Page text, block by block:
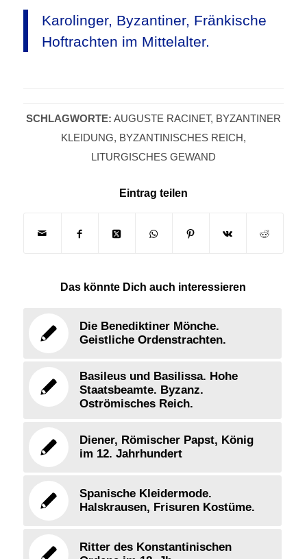
Karolinger, Byzantiner, Fränkische
Hoftrachten im Mittelalter.
SCHLAGWORTE: AUGUSTE RACINET, BYZANTINER
KLEIDUNG, BYZANTINISCHES REICH,
LITURGISCHES GEWAND
Eintrag teilen
Das könnte Dich auch interessieren
Die Benediktiner Mönche.
Geistliche Ordenstrachten.
Basileus und Basilissa. Hohe
Staatsbeamte. Byzanz.
Oströmisches Reich.
Diener, Römischer Papst, König
im 12. Jahrhundert
Spanische Kleidermode.
Halskrausen, Frisuren Kostüme.
Ritter des Konstantinischen